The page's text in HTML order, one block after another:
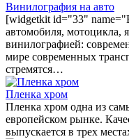
Винилография на авто
[widgetkit id="33"
автомобиля, мотоцикла,
винилографией:
мире современных
стремятся…
Пленка хром
Пленка хром одна из
европейском рынке.
выпускается в трех